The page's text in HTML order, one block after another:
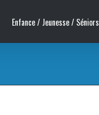
Enfance / Jeunesse / Séniors